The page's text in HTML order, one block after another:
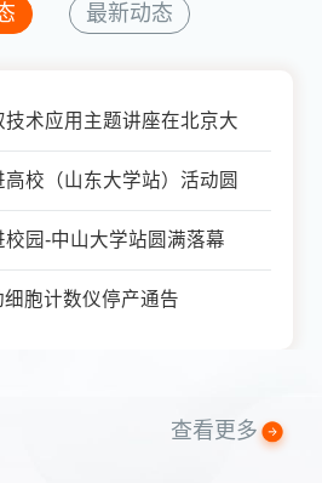
最新动态
技术应用主题讲座在北京大
高校（山东大学站）活动圆
校园-中山大学站圆满落幕
细胞计数仪停产通告
查看更多